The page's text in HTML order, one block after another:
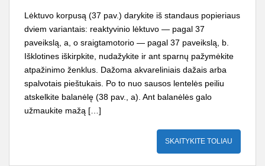
Lėktuvo korpusą (37 pav.) darykite iš standaus popieriaus
dviem variantais: reaktyvinio lėktuvo — pagal 37
paveikslą, a, o sraigtamotorio — pagal 37 paveikslą, b.
Išklotines iškirpkite, nudažykite ir ant sparnų pažymėkite
atpažinimo ženklus. Dažo­ma akvareliniais dažais arba
spalvotais pieštukais. Po to nuo sausos lentelės peiliu
atskelkite balanėlę (38 pav., a). Ant balanėlės galo
užmaukite mažą […]
SKAITYKITE TOLIAU